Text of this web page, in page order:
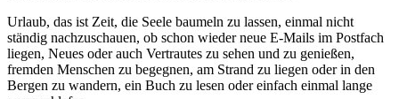
Urlaub, das ist Zeit, die Seele baumeln zu lassen, einmal nicht
ständig nachzuschauen, ob schon wieder neue E-Mails im Postfach
liegen, Neues oder auch Vertrautes zu sehen und zu genießen,
fremden Menschen zu begegnen, am Strand zu liegen oder in den
Bergen zu wandern, ein Buch zu lesen oder einfach einmal lange